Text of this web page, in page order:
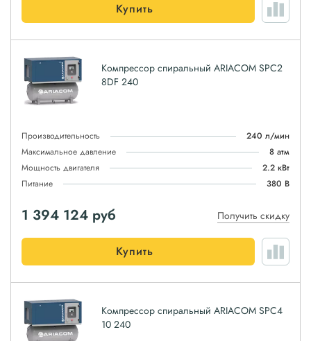
Купить
Компрессор спиральный ARIACOM SPC2
8DF 240
Производительность
240 л/мин
Максимальное давление
8 атм
Мощность двигателя
2.2 кВт
Питание
380 В
1 394 124 руб Получить скидку
Купить
Компрессор спиральный ARIACOM SPC4
10 240